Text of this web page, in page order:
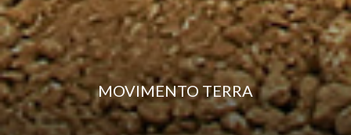
MOVIMENTO TERRA